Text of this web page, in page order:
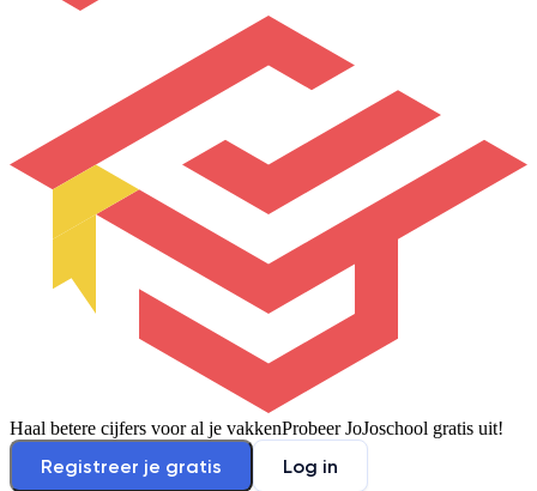
Haal betere cijfers voor al je vakkenProbeer JoJoschool gratis uit!
Registreer je gratis Log in